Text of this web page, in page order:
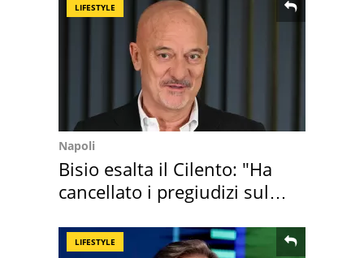
LIFESTYLE
Napoli
Bisio esalta il Cilento: "Ha
cancellato i pregiudizi sul
LIFESTYLE